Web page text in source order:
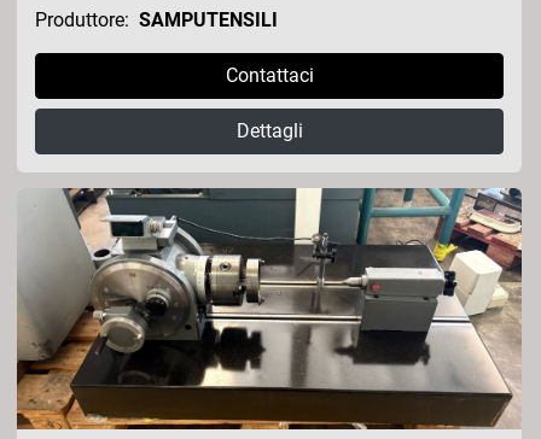
Produttore: SAMPUTENSILI
Contattaci
Dettagli